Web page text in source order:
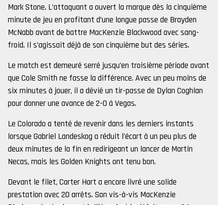
Mark Stone. L’attaquant a ouvert la marque dès la cinquième
minute de jeu en profitant d’une longue passe de Brayden
McNabb avant de battre MacKenzie Blackwood avec sang-
froid. Il s’agissait déjà de son cinquième but des séries.
Le match est demeuré serré jusqu’en troisième période avant
que Cole Smith ne fasse la différence. Avec un peu moins de
six minutes à jouer, il a dévié un tir-passe de Dylan Coghlan
pour donner une avance de 2-0 à Vegas.
Le Colorado a tenté de revenir dans les derniers instants
lorsque Gabriel Landeskog a réduit l’écart à un peu plus de
deux minutes de la fin en redirigeant un lancer de Martin
Necas, mais les Golden Knights ont tenu bon.
Devant le filet, Carter Hart a encore livré une solide
prestation avec 20 arrêts. Son vis-à-vis MacKenzie